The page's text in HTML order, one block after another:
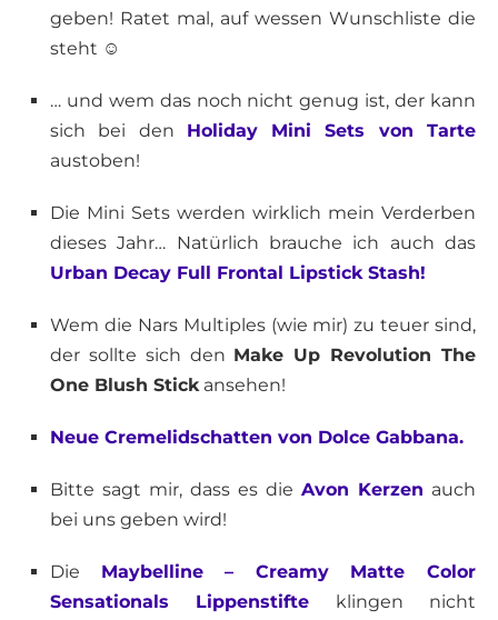
geben! Ratet mal, auf wessen Wunschliste die
steht ☺
… und wem das noch nicht genug ist, der kann
sich bei den Holiday Mini Sets von Tarte
austoben!
Die Mini Sets werden wirklich mein Verderben
dieses Jahr… Natürlich brauche ich auch das
Urban Decay Full Frontal Lipstick Stash!
Wem die Nars Multiples (wie mir) zu teuer sind,
der sollte sich den Make Up Revolution The
One Blush Stickansehen!
Neue Cremelidschatten von Dolce Gabbana.
Bitte sagt mir, dass es die Avon Kerzen auch
bei uns geben wird!
Die Maybelline – Creamy Matte Color
Sensationals Lippenstifte klingen nicht